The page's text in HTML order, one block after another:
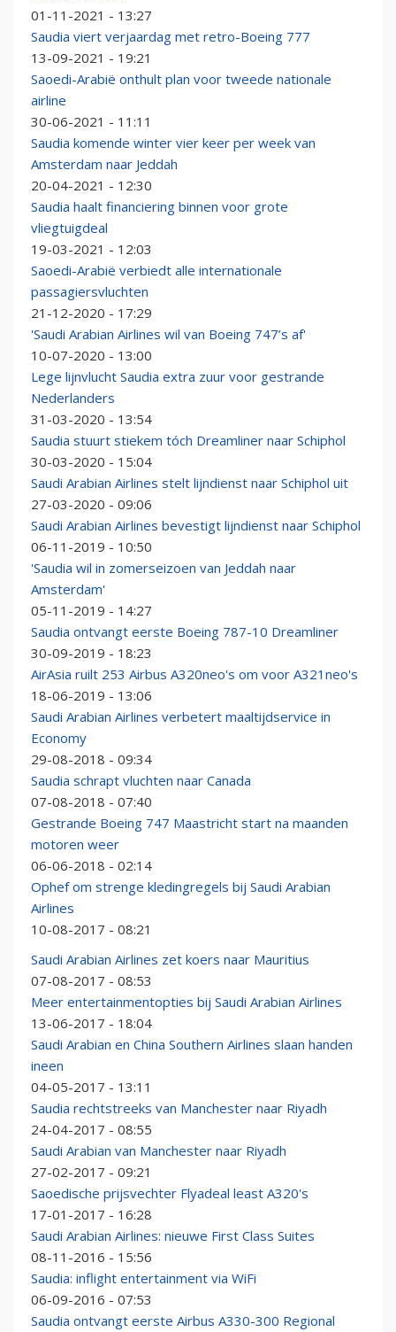
01-11-2021 - 13:27
Saudia viert verjaardag met retro-Boeing 777
13-09-2021 - 19:21
Saoedi-Arabië onthult plan voor tweede nationale
airline
30-06-2021 - 11:11
Saudia komende winter vier keer per week van
Amsterdam naar Jeddah
20-04-2021 - 12:30
Saudia haalt financiering binnen voor grote
vliegtuigdeal
19-03-2021 - 12:03
Saoedi-Arabië verbiedt alle internationale
passagiersvluchten
21-12-2020 - 17:29
'Saudi Arabian Airlines wil van Boeing 747’s af'
10-07-2020 - 13:00
Lege lijnvlucht Saudia extra zuur voor gestrande
Nederlanders
31-03-2020 - 13:54
Saudia stuurt stiekem tóch Dreamliner naar Schiphol
30-03-2020 - 15:04
Saudi Arabian Airlines stelt lijndienst naar Schiphol uit
27-03-2020 - 09:06
Saudi Arabian Airlines bevestigt lijndienst naar Schiphol
06-11-2019 - 10:50
'Saudia wil in zomerseizoen van Jeddah naar
Amsterdam'
05-11-2019 - 14:27
Saudia ontvangt eerste Boeing 787-10 Dreamliner
30-09-2019 - 18:23
AirAsia ruilt 253 Airbus A320neo's om voor A321neo's
18-06-2019 - 13:06
Saudi Arabian Airlines verbetert maaltijdservice in
Economy
29-08-2018 - 09:34
Saudia schrapt vluchten naar Canada
07-08-2018 - 07:40
Gestrande Boeing 747 Maastricht start na maanden
motoren weer
06-06-2018 - 02:14
Ophef om strenge kledingregels bij Saudi Arabian
Airlines
10-08-2017 - 08:21
Saudi Arabian Airlines zet koers naar Mauritius
07-08-2017 - 08:53
Meer entertainmentopties bij Saudi Arabian Airlines
13-06-2017 - 18:04
Saudi Arabian en China Southern Airlines slaan handen
ineen
04-05-2017 - 13:11
Saudia rechtstreeks van Manchester naar Riyadh
24-04-2017 - 08:55
Saudi Arabian van Manchester naar Riyadh
27-02-2017 - 09:21
Saoedische prijsvechter Flyadeal least A320's
17-01-2017 - 16:28
Saudi Arabian Airlines: nieuwe First Class Suites
08-11-2016 - 15:56
Saudia: inflight entertainment via WiFi
06-09-2016 - 07:53
Saudia ontvangt eerste Airbus A330-300 Regional